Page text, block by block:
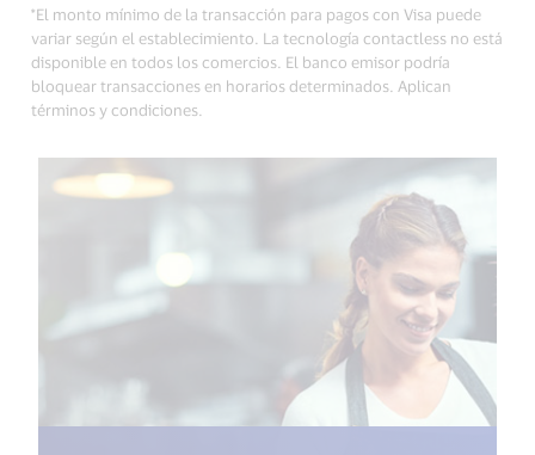
*El monto mínimo de la transacción para pagos con Visa puede
variar según el establecimiento. La tecnología contactless no está
disponible en todos los comercios. El banco emisor podría
bloquear transacciones en horarios determinados. Aplican
términos y condiciones.